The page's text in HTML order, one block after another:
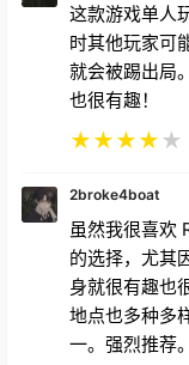
时其他玩家可
就会被踢出局
也很有趣！
★★★★
虽然我很喜欢
的选择，尤其
身就很有趣也
地点也多种多
一。强烈推荐
★★★★★